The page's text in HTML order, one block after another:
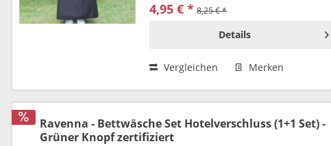
4,95 € * 8,25 € *
Details
Vergleichen Merken
Ravenna - Bettwäsche Set Hotelverschluss (1+1 Set) -
Grüner Knopf zertifiziert